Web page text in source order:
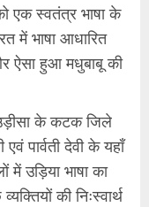
एक स्वतंत्र भाषा के
में भाषा आधारित
ऐसा हुआ मधुबाबू की
के कटक जिले
पार्वती देवी के यहाँ
उड़िया भाषा का
की निःस्वार्थ